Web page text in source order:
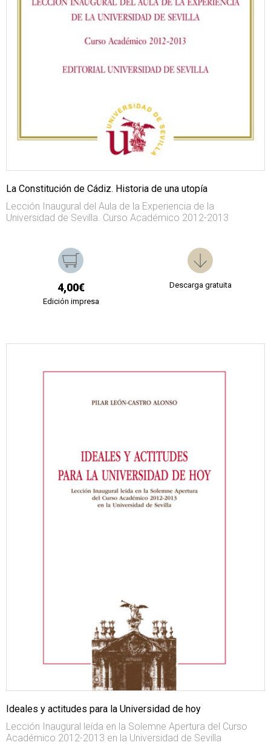
La Constitución de Cádiz. Historia de una utopía
Lección Inaugural del Aula de la Experiencia de la
Universidad de Sevilla. Curso Académico 2012-2013
4,00€
Edición impresa
Descarga gratuita
Ideales y actitudes para la Universidad de hoy
Lección Inaugural leída en la Solemne Apertura del Curso
Académico 2012-2013 en la Universidad de Sevilla